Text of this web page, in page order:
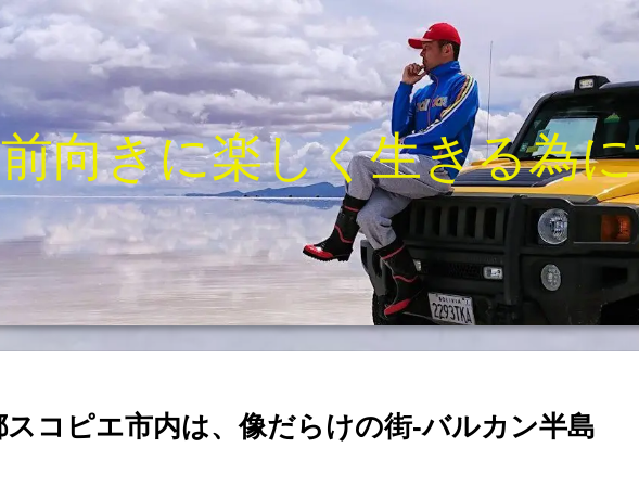
前向きに楽しく生きる為
コピエ市内は、像だらけの街-バルカン半島